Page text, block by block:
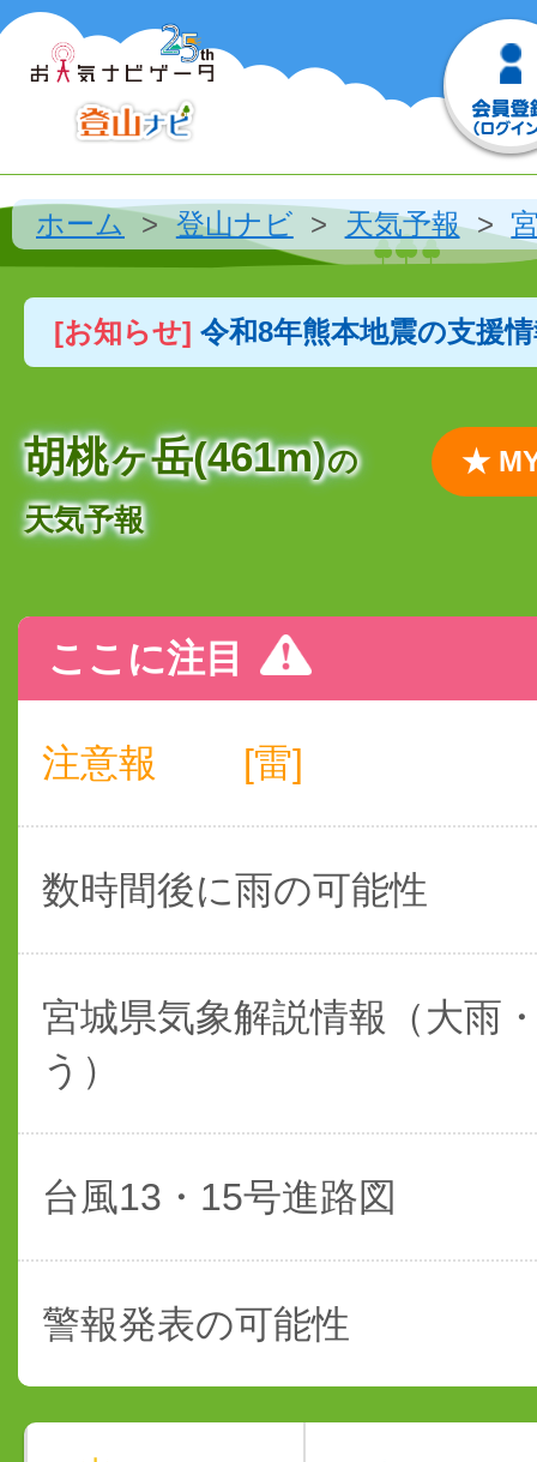
ホーム 登山ナビ 天気予報
[お知らせ] 令和8年熊本地震の支援
胡桃ヶ岳(461m)の
天気予報
★
ここに注目
注意報 [雷]
数時間後に雨の可能性
宮城県気象解説情報（大雨
う）
台風13・15号進路図
警報発表の可能性